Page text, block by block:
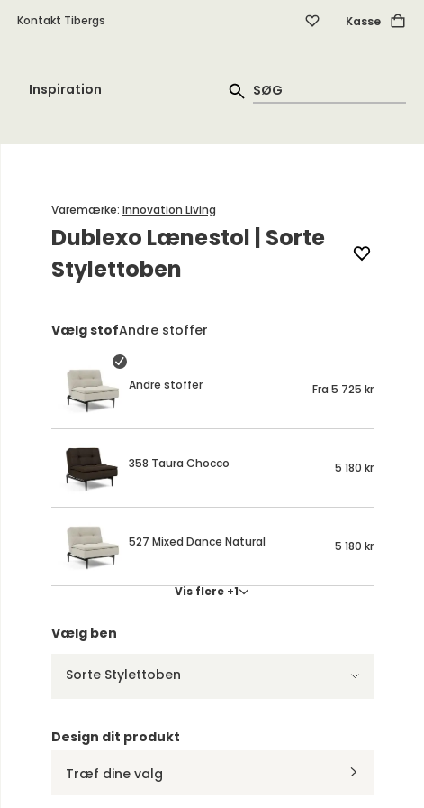
Kontakt Tibergs Kasse
Inspiration
Dublexo Lænestol | Sorte
Stylettoben
Varemærke: Innovation Living
Vælg stofAndre stoffer
Andre stoffer Fra 5 725 kr
358 Taura Chocco 5 180 kr
527 Mixed Dance Natural 5 180 kr
Vis flere +1
Vælg ben
Sorte Stylettoben
Design dit produkt
Træf dine valg